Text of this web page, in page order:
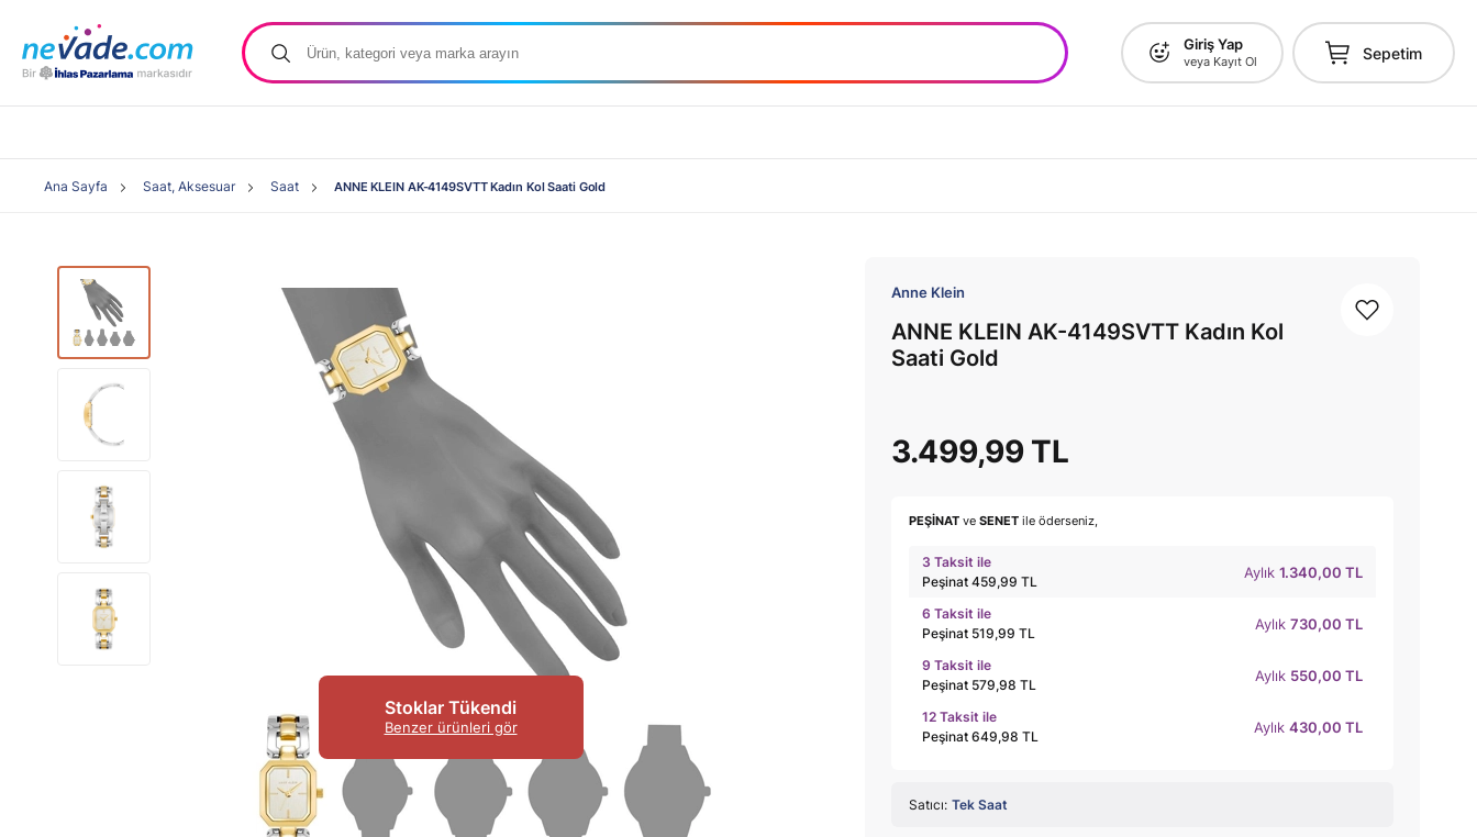
Giriş Yap
veya Kayıt Ol Sepetim
Ana Sayfa Saat, Aksesuar Saat ANNE KLEIN AK-4149SVTT Kadın Kol Saati Gold
Stoklar Tükendi
Benzer ürünleri gör
Anne Klein
ANNE KLEIN AK-4149SVTT Kadın Kol
Saati Gold
3.499,99 TL
PEŞİNAT ve SENET ile öderseniz,
3 Taksit ile
Peşinat 459,99 TL
Aylık 1.340,00 TL
6 Taksit ile
Peşinat 519,99 TL
Aylık 730,00 TL
9 Taksit ile
Peşinat 579,98 TL
Aylık 550,00 TL
12 Taksit ile
Peşinat 649,98 TL
Aylık 430,00 TL
Satıcı: Tek Saat